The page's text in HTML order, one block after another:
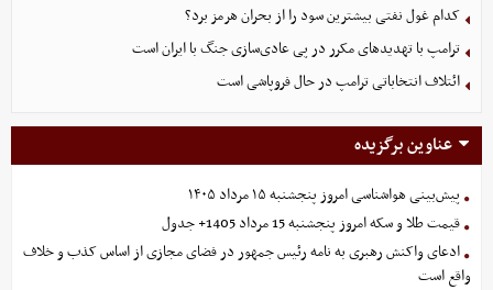
کدام غول نفتی بیشترین سود را از بحران هرمز برد؟
ترامپ با تهدیدهای مکرر در پی عادی‌سازی جنگ با ایران است
ائتلاف انتخاباتی ترامپ در حال فروپاشی است
عناوین برگزیده
پیش‌بینی هواشناسی امروز پنجشنبه ۱۵ مرداد ۱۴۰۵
قیمت طلا و سکه امروز پنجشنبه 15 مرداد 1405+ جدول
ادعای واکنش رهبری به نامه رئیس جمهور در فضای مجازی از اساس کذب و خلاف
واقع است